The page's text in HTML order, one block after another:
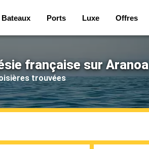
Bateaux Ports Luxe Offres
française sur Aranoa
trouvées